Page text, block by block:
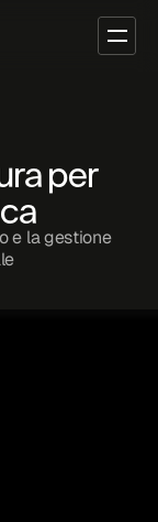
per
e la gestione